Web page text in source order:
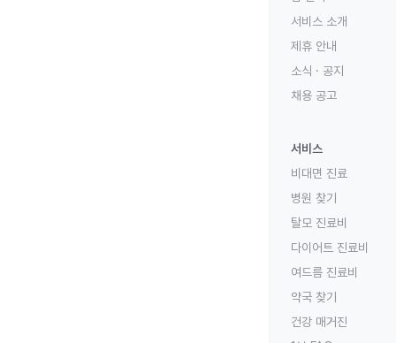
서비스 소개
제휴 안내
소식 · 공지
채용 공고
서비스
비대면 진료
병원 찾기
탈모 진료비
다이어트 진료비
여드름 진료비
약국 찾기
건강 매거진